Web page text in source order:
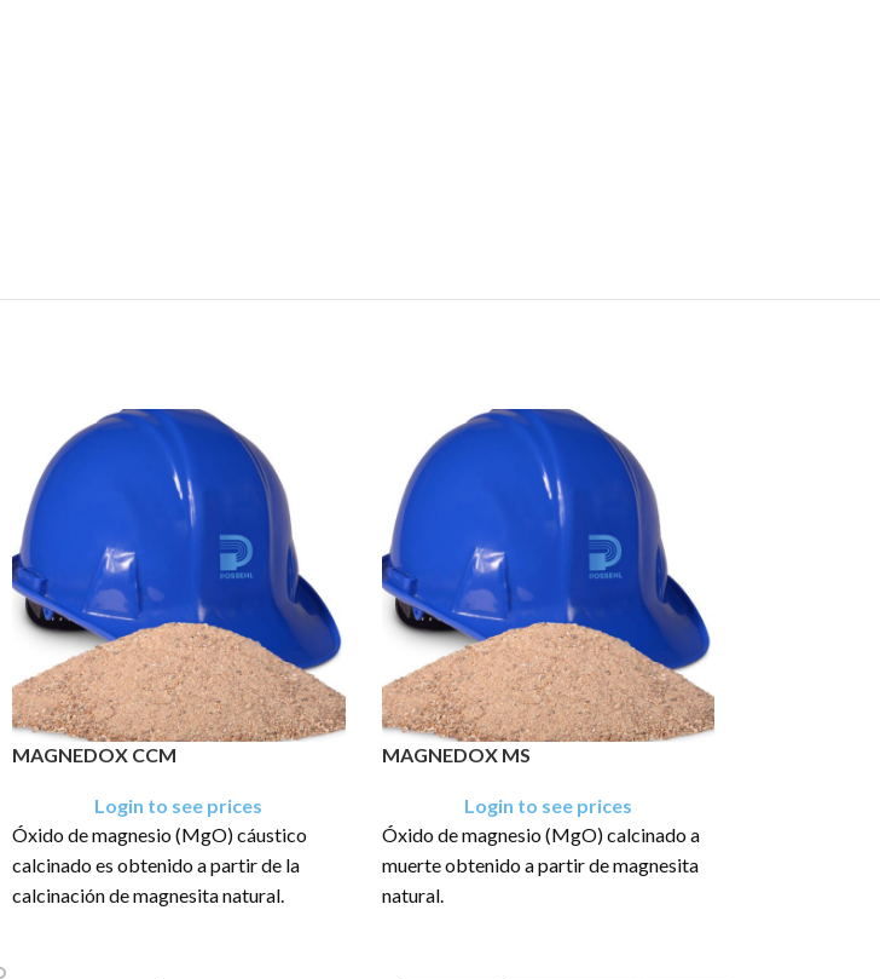
MAGNEDOX CCM
Login to see prices
Óxido de magnesio (MgO) cáustico
calcinado es obtenido a partir de la
calcinación de magnesita natural.
MAGNEDOX MS
Login to see prices
Óxido de magnesio (MgO) calcinado a
muerte obtenido a partir de magnesita
natural.